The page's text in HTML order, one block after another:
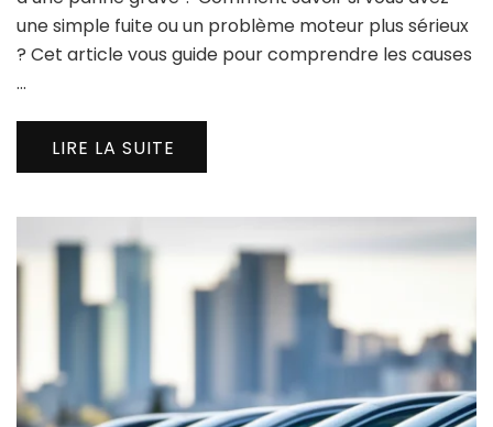
une simple fuite ou un problème moteur plus sérieux
? Cet article vous guide pour comprendre les causes
…
LIRE LA SUITE